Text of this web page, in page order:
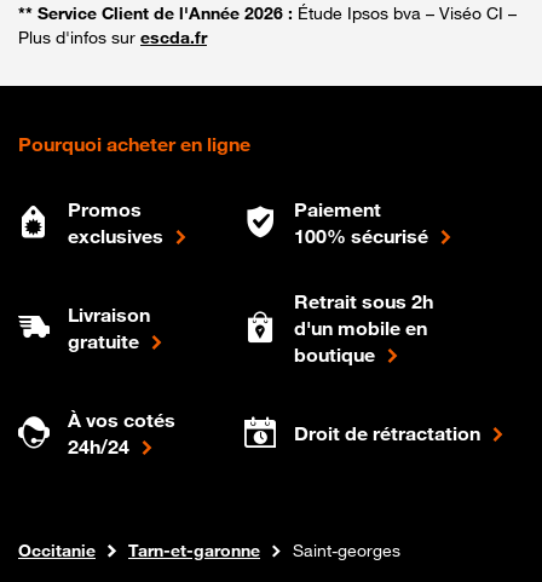
** Service Client de l'Année 2026 : Étude Ipsos bva – Viséo CI –
Plus d'infos sur escda.fr
Pourquoi acheter en ligne
Promos
exclusives
Paiement
100% sécurisé
Livraison
gratuite
Retrait sous 2h
d'un mobile en
boutique
À vos cotés
24h/24
Droit de rétractation
Boutique Orange
Internet fibre
Occitanie Tarn-et-garonne Saint-georges